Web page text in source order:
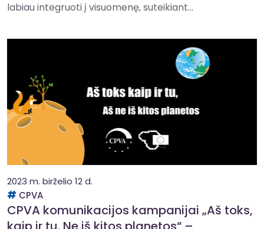
labiau integruoti į visuomenę, suteikiant...
2023 m. birželio 12 d.
CPVA
CPVA komunikacijos kampanijai „Aš toks,